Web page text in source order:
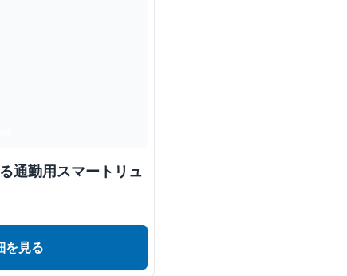
通勤用スマートリュ
を見る